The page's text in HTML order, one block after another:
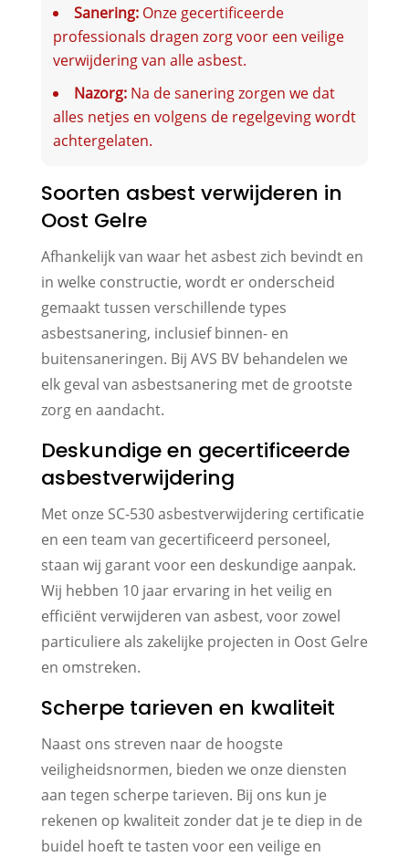
Sanering:Onze gecertificeerde
professionals dragen zorg voor een veilige
verwijdering van alle asbest.
Nazorg:Na de sanering zorgen we dat
alles netjes en volgens de regelgeving wordt
achtergelaten.
Soorten asbest verwijderen in
Oost Gelre
Afhankelijk van waar het asbest zich bevindt en
in welke constructie, wordt er onderscheid
gemaakt tussen verschillende types
asbestsanering, inclusief binnen- en
buitensaneringen. Bij AVS BV behandelen we
elk geval van asbestsanering met de grootste
zorg en aandacht.
Deskundige en gecertificeerde
asbestverwijdering
Met onze SC-530 asbestverwijdering certificatie
en een team van gecertificeerd personeel,
staan wij garant voor een deskundige aanpak.
Wij hebben 10 jaar ervaring in het veilig en
efficiënt verwijderen van asbest, voor zowel
particuliere als zakelijke projecten in Oost Gelre
en omstreken.
Scherpe tarieven en kwaliteit
Naast ons streven naar de hoogste
veiligheidsnormen, bieden we onze diensten
aan tegen scherpe tarieven. Bij ons kun je
rekenen op kwaliteit zonder dat je te diep in de
buidel hoeft te tasten voor een veilige en